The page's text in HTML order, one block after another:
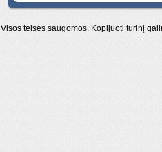
teisės saugomos. Kopijuoti turinį